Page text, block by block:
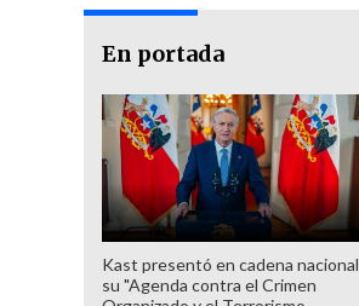
En portada
Kast presentó en cadena nacional
su "Agenda contra el Crimen